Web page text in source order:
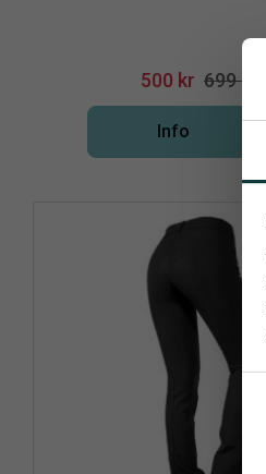
500 kr 699kr
Info